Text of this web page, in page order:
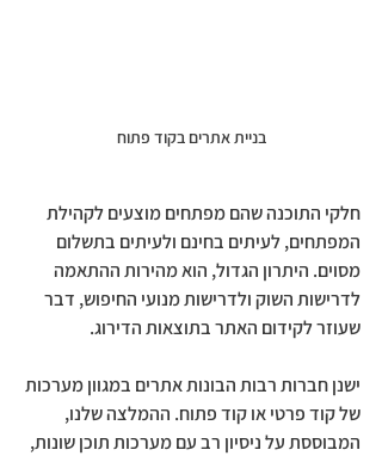
בניית אתרים בקוד פתוח
חלקי התוכנה שהם מפתחים מוצעים לקהילת
המפתחים, לעיתים בחינם ולעיתים בתשלום
מסוים. היתרון הגדול, הוא מהירות ההתאמה
לדרישות השוק ולדרישות מנועי החיפוש, דבר
שעוזר לקידום האתר בתוצאות הדירוג.
ישנן חברות רבות הבונות אתרים במגוון מערכות
של קוד פרטי או קוד פתוח. ההמלצה שלנו,
המבוססת על ניסיון רב עם מערכות תוכן שונות,